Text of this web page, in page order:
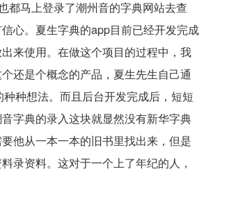
都马上登录了潮州音的字典网站去查
心。夏生字典的app目前已经开发完成
来使用。在做这个项目的过程中，我
还是个概念的产品，夏生先生自己通
种想法。而且后台开发完成后，短短
字典的录入这块就显然没有新华字典
他从一本一本的旧书里找出来，但是
录资料。这对于一个上了年纪的人，